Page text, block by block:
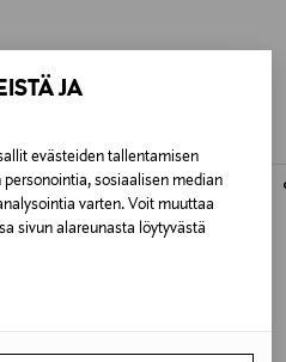
JA
evästeiden tallentamisen
sosiaalisen median
varten. Voit muuttaa
sivun alareunasta löytyvästä
ONLINE EXCLUSIVE